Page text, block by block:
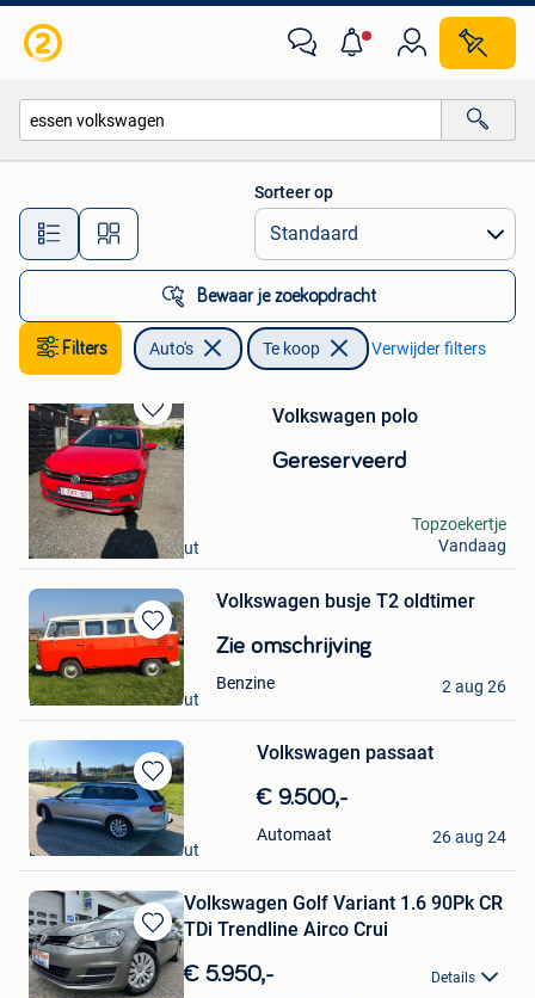
Alle afstanden…
Sorteer op
Bewaar je zoekopdracht
Filters Auto's Te koop Verwijder filters
Bewaren
in
Mijn
Favorieten
Volkswagen polo
Gereserveerd
Anouar
Essen +Deel Kalmthout
Topzoekertje
Vandaag
Bewaren
in
Mijn
Favorieten
Volkswagen busje T2 oldtimer
Zie omschrijving
Benzine
Luc
Essen +Deel Kalmthout
2 aug 26
Bewaren
in
Mijn
Favorieten
Volkswagen passaat
€ 9.500,-
Automaat
dowezro-114
Essen +Deel Kalmthout
26 aug 24
Bewaren
in
Mijn
Volkswagen Golf Variant 1.6 90Pk CR
TDi Trendline Airco Crui
€ 5.950,- Details